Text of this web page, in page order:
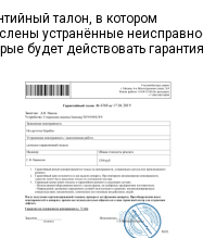
талон, в котором
устранённые
будет действовать гарантия